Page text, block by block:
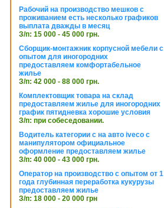
Рабочий на производство мешков с
проживанием есть несколько графиков
выплата дважды в месяц
З/п: 15 000 - 45 000 грн.
Сборщик-монтажник корпусной мебели с
опытом для иногородних
предоставляем комфортабельное
жилье
З/п: 42 000 - 88 000 грн.
Комплектовщик товара на склад
предоставляем жилье для иногородних
график пятидневка хорошие условия
З/п: при собеседовании.
Водитель категории с на авто iveco с
манипулятором официальное
оформление предоставляем жилье
З/п: 40 000 - 43 000 грн.
Оператор на производство с опытом от 1
года глубинная переработка кукурузы
предоставляем жилье
З/п: 18 000 - 20 000 грн